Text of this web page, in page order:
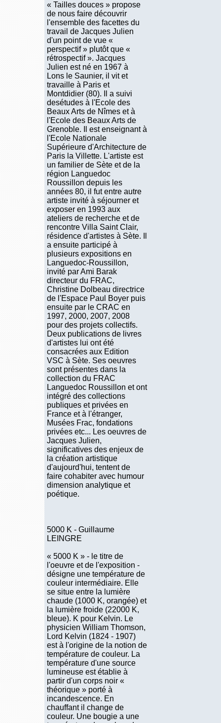
« Tailles douces » propose
de nous faire découvrir
l'ensemble des facettes du
travail de Jacques Julien
d'un point de vue «
perspectif » plutôt que «
rétrospectif ». Jacques
Julien est né en 1967 à
Lons le Saunier, il vit et
travaille à Paris et
Montdidier (80). Il a suivi
desétudes à l'Ecole des
Beaux Arts de Nîmes et à
l'Ecole des Beaux Arts de
Grenoble. Il est enseignant à
l'Ecole Nationale
Supérieure d'Architecture de
Paris la Villette. L'artiste est
un familier de Sète et de la
région Languedoc
Roussillon depuis les
années 80, il fut entre autre
artiste invité à séjourner et
exposer en 1993 aux
ateliers de recherche et de
rencontre Villa Saint Clair,
résidence d'artistes à Sète. Il
a ensuite participé à
plusieurs expositions en
Languedoc-Roussillon,
invité par Ami Barak
directeur du FRAC,
Christine Dolbeau directrice
de l'Espace Paul Boyer puis
ensuite par le CRAC en
1997, 2000, 2007, 2008
pour des projets collectifs.
Deux publications de livres
d'artistes lui ont été
consacrées aux Edition
VSC à Sète. Ses oeuvres
sont présentes dans la
collection du FRAC
Languedoc Roussillon et ont
intégré des collections
publiques et privées en
France et à l'étranger,
Musées Frac, fondations
privées etc... Les oeuvres de
Jacques Julien,
significatives des enjeux de
la création artistique
d'aujourd'hui, tentent de
faire cohabiter avec humour
dimension analytique et
poétique.
5000 K - Guillaume
LEINGRE
« 5000 K » - le titre de
l'oeuvre et de l'exposition -
désigne une température de
couleur intermédiaire. Elle
se situe entre la lumière
chaude (1000 K, orangée) et
la lumière froide (22000 K,
bleue). K pour Kelvin. Le
physicien William Thomson,
Lord Kelvin (1824 - 1907)
est à l'origine de la notion de
température de couleur. La
température d'une source
lumineuse est établie à
partir d'un corps noir «
théorique » porté à
incandescence. En
chauffant il change de
couleur. Une bougie a une